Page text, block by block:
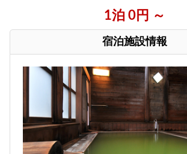
1泊 0円 ～
宿泊施設情報